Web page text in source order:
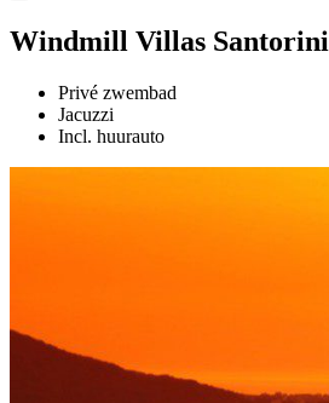
Windmill Villas Santorini
Privé zwembad
Jacuzzi
Incl. huurauto